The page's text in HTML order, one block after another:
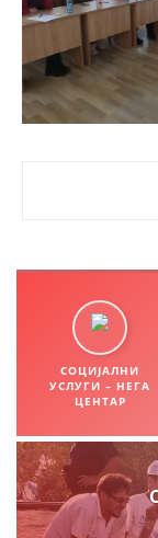
СОЦИЈАЛНИ
УСЛУГИ – НЕГА
ЦЕНТАР